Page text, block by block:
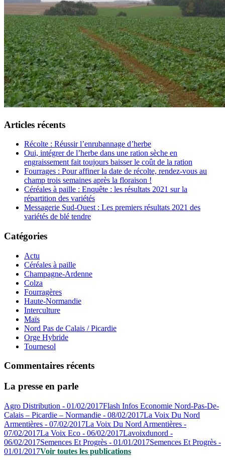
Articles récents
Récolte : Réussir l’enrubannage d’herbe
Oui, intégrer de l’herbe dans une ration sèche en
engraissement fait toujours baisser le coût de la ration
Fourrages : Pour affiner la date de récolte, rendez-vous au
champ trois semaines après la floraison !
Céréales à paille : Enquête : les résultats 2021 sur la
répartition des variétés
Messagerie Sud-Ouest : Les premiers résultats 2021 des
variétés de blé tendre
Catégories
Actu
Céréales à paille
Champagne-Ardenne
Colza
Fourragères
Haute-Normandie
Interculture
Maïs
Nord Pas de Calais / Picardie
Orge Hybride
Tournesol
Commentaires récents
La presse en parle
Agro Distribution - 01/02/2017Flash Infos Economie Nord-Pas-De-
Calais – Picardie – Normandie - 08/02/2017La Voix Du Nord
Armentières - 07/02/2017La Voix Du Nord Armentières -
07/02/2017La Voix Eco - 06/02/2017Lavoixdunord -
06/02/2017Semences Et Progrès - 01/01/2017Semences Et Progrès -
01/01/2017Voir toutes les publications